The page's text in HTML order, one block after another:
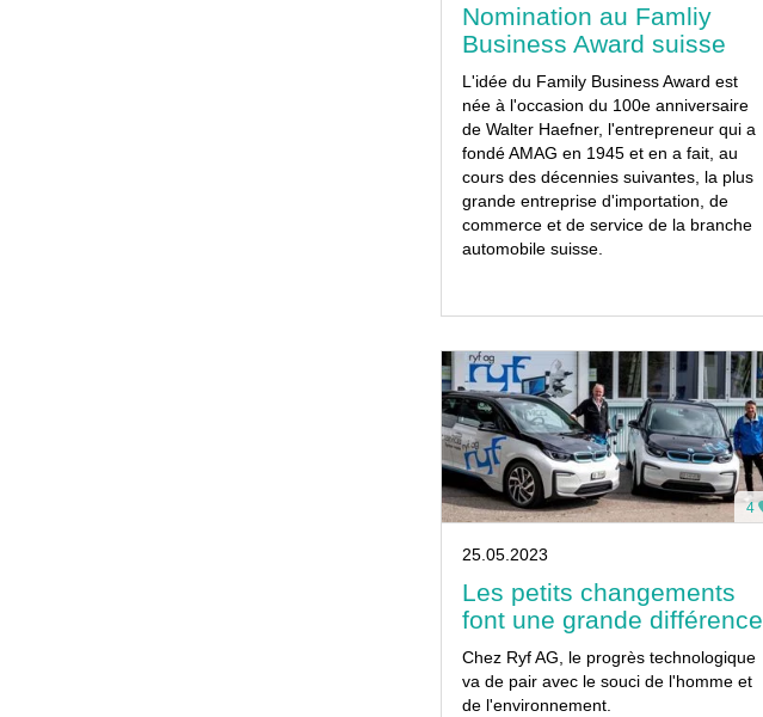
Nomination au Famliy
Business Award suisse
L'idée du Family Business Award est
née à l'occasion du 100e anniversaire
de Walter Haefner, l'entrepreneur qui a
fondé AMAG en 1945 et en a fait, au
cours des décennies suivantes, la plus
grande entreprise d'importation, de
commerce et de service de la branche
automobile suisse.
4
25.05.2023
Les petits changements
font une grande différence
Chez Ryf AG, le progrès technologique
va de pair avec le souci de l'homme et
de l'environnement.